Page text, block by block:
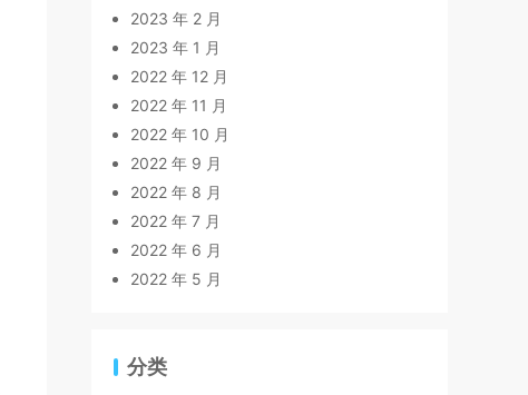
2023 年 2 月
2023 年 1 月
2022 年 12 月
2022 年 11 月
2022 年 10 月
2022 年 9 月
2022 年 8 月
2022 年 7 月
2022 年 6 月
2022 年 5 月
分类